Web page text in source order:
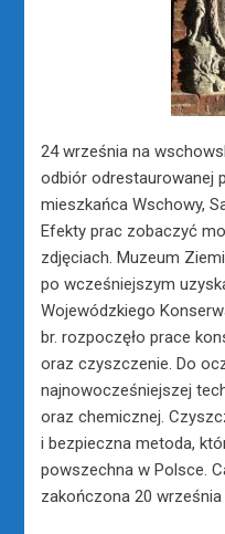
24 września na
odbiór odrestaurowanej
mieszkańca Wschowy,
Efekty prac zobaczyć
zdjęciach. Muzeum
po wcześniejszym
Wojewódzkiego
br. rozpoczęło prace
oraz czyszczenie. Do
najnowocześniejszej
oraz chemicznej.
i bezpieczna metoda,
powszechna w Polsce.
zakończona 20 września